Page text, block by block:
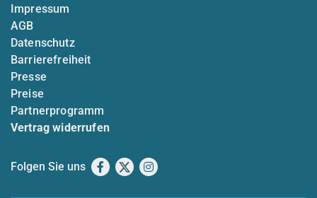
Impressum
AGB
Datenschutz
Barrierefreiheit
Presse
Preise
Partnerprogramm
Vertrag widerrufen
Folgen Sie uns Facebook
X Instagram